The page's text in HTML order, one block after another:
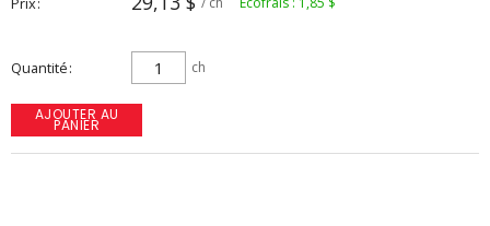
Quantité ch
AJOUTER AU
PANIER